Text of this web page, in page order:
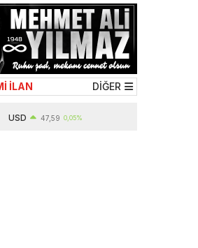
İLAN DİĞER
47,59 0,05%